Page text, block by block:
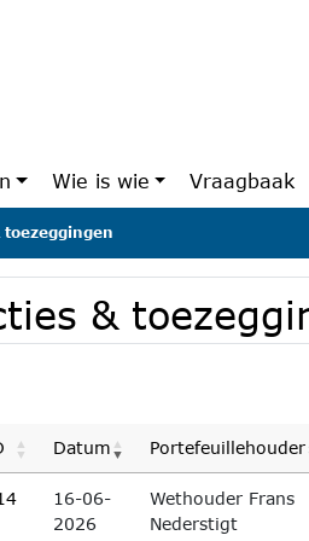
Wie is wie Vraagbaak
toezeggingen
&
Datum Portefeuillehouder
16-06-
2026
Wethouder Frans
Nederstigt